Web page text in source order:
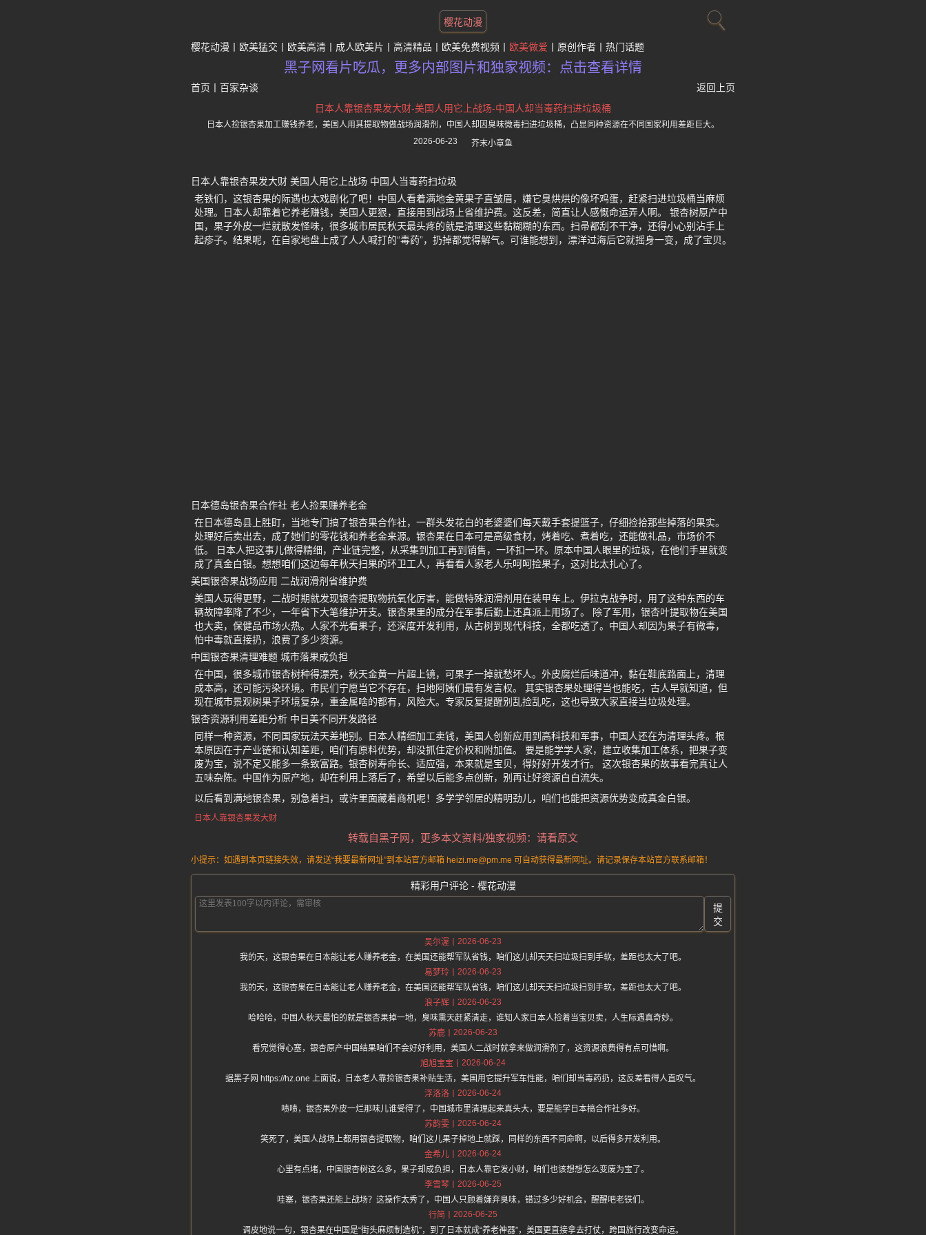
樱花动漫
樱花动漫 欧美猛交 欧美高清 成人欧美片 高清精品 欧美免费视频 欧美做爱 原创作者 热门话题
黑子网看片吃瓜，更多内部图片和独家视频：点击查看详情
首页 百家杂谈
返回上页
日本人靠银杏果发大财-美国人用它上战场-中国人却当毒药扫进垃圾桶
日本人捡银杏果加工赚钱养老，美国人用其提取物做战场润滑剂，中国人却因臭味微毒扫进垃圾桶，凸显同种资源在不同国家利用差距巨大。
2026-06-23
芥末小章鱼
日本人靠银杏果发大财 美国人用它上战场 中国人当毒药扫垃圾
老铁们，这银杏果的际遇也太戏剧化了吧！中国人看着满地金黄果子直皱眉，嫌它臭烘烘的像坏鸡蛋，赶紧扫进垃圾桶当麻烦
处理。日本人却靠着它养老赚钱，美国人更狠，直接用到战场上省维护费。这反差，简直让人感慨命运弄人啊。 银杏树原产中
国，果子外皮一烂就散发怪味，很多城市居民秋天最头疼的就是清理这些黏糊糊的东西。扫帚都刮不干净，还得小心别沾手上
起疹子。结果呢，在自家地盘上成了人人喊打的“毒药”，扔掉都觉得解气。可谁能想到，漂洋过海后它就摇身一变，成了宝贝。
日本德岛银杏果合作社 老人捡果赚养老金
在日本德岛县上胜町，当地专门搞了银杏果合作社，一群头发花白的老婆婆们每天戴手套提篮子，仔细捡拾那些掉落的果实。
处理好后卖出去，成了她们的零花钱和养老金来源。银杏果在日本可是高级食材，烤着吃、煮着吃，还能做礼品，市场价不
低。 日本人把这事儿做得精细，产业链完整，从采集到加工再到销售，一环扣一环。原本中国人眼里的垃圾，在他们手里就变
成了真金白银。想想咱们这边每年秋天扫果的环卫工人，再看看人家老人乐呵呵捡果子，这对比太扎心了。
美国银杏果战场应用 二战润滑剂省维护费
美国人玩得更野，二战时期就发现银杏提取物抗氧化厉害，能做特殊润滑剂用在装甲车上。伊拉克战争时，用了这种东西的车
辆故障率降了不少，一年省下大笔维护开支。银杏果里的成分在军事后勤上还真派上用场了。 除了军用，银杏叶提取物在美国
也大卖，保健品市场火热。人家不光看果子，还深度开发利用，从古树到现代科技，全都吃透了。中国人却因为果子有微毒，
怕中毒就直接扔，浪费了多少资源。
中国银杏果清理难题 城市落果成负担
在中国，很多城市银杏树种得漂亮，秋天金黄一片超上镜，可果子一掉就愁坏人。外皮腐烂后味道冲，黏在鞋底路面上，清理
成本高，还可能污染环境。市民们宁愿当它不存在，扫地阿姨们最有发言权。 其实银杏果处理得当也能吃，古人早就知道，但
现在城市景观树果子环境复杂，重金属啥的都有，风险大。专家反复提醒别乱捡乱吃，这也导致大家直接当垃圾处理。
银杏资源利用差距分析 中日美不同开发路径
同样一种资源，不同国家玩法天差地别。日本人精细加工卖钱，美国人创新应用到高科技和军事，中国人还在为清理头疼。根
本原因在于产业链和认知差距，咱们有原料优势，却没抓住定价权和附加值。 要是能学学人家，建立收集加工体系，把果子变
废为宝，说不定又能多一条致富路。银杏树寿命长、适应强，本来就是宝贝，得好好开发才行。 这次银杏果的故事看完真让人
五味杂陈。中国作为原产地，却在利用上落后了，希望以后能多点创新，别再让好资源白白流失。
以后看到满地银杏果，别急着扫，或许里面藏着商机呢！多学学邻居的精明劲儿，咱们也能把资源优势变成真金白银。
日本人靠银杏果发大财
转载自黑子网，更多本文资料/独家视频：请看原文
小提示：如遇到本页链接失效，请发送“我要最新网址”到本站官方邮箱 heizi.me@pm.me 可自动获得最新网址。请记录保存本站官方联系邮箱！
精彩用户评论 - 樱花动漫
提
交
吴尔渥
2026-06-23
我的天，这银杏果在日本能让老人赚养老金，在美国还能帮军队省钱，咱们这儿却天天扫垃圾扫到手软，差距也太大了吧。
易梦玲
2026-06-23
我的天，这银杏果在日本能让老人赚养老金，在美国还能帮军队省钱，咱们这儿却天天扫垃圾扫到手软，差距也太大了吧。
浪子辉
2026-06-23
哈哈哈，中国人秋天最怕的就是银杏果掉一地，臭味熏天赶紧清走，谁知人家日本人捡着当宝贝卖，人生际遇真奇妙。
苏鹿
2026-06-23
看完觉得心塞，银杏原产中国结果咱们不会好好利用，美国人二战时就拿来做润滑剂了，这资源浪费得有点可惜啊。
旭旭宝宝
2026-06-24
据黑子网 https://hz.one 上面说，日本老人靠捡银杏果补贴生活，美国用它提升军车性能，咱们却当毒药扔，这反差看得人直叹气。
浮洛洛
2026-06-24
啧啧，银杏果外皮一烂那味儿谁受得了，中国城市里清理起来真头大，要是能学日本搞合作社多好。
苏韵雯
2026-06-24
笑死了，美国人战场上都用银杏提取物，咱们这儿果子掉地上就踩，同样的东西不同命啊，以后得多开发利用。
金希儿
2026-06-24
心里有点堵，中国银杏树这么多，果子却成负担，日本人靠它发小财，咱们也该想想怎么变废为宝了。
李雪琴
2026-06-25
哇塞，银杏果还能上战场？这操作太秀了，中国人只顾着嫌弃臭味，错过多少好机会，醒醒吧老铁们。
行简
2026-06-25
调皮地说一句，银杏果在中国是“街头麻烦制造机”，到了日本就成“养老神器”，美国更直接拿去打仗，跨国旅行改变命运。